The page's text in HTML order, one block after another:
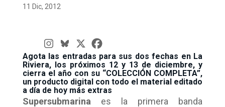
11 Dic, 2012
Agota las entradas para sus dos fechas en La
Riviera, los próximos 12 y 13 de diciembre, y
cierra el año con su “COLECCIÓN COMPLETA”,
un producto digital con todo el material editado
a día de hoy más extras
Supersubmarina es la primera banda